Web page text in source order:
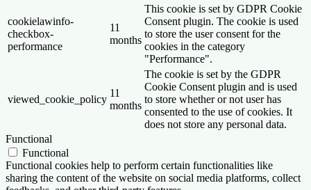
cookielawinfo-
checkbox-
performance
11
months
This cookie is set by GDPR Cookie
Consent plugin. The cookie is used
to store the user consent for the
cookies in the category
"Performance".
viewed_cookie_policy
11
months
The cookie is set by the GDPR
Cookie Consent plugin and is used
to store whether or not user has
consented to the use of cookies. It
does not store any personal data.
Functional
Functional
Functional cookies help to perform certain functionalities like
sharing the content of the website on social media platforms, collect